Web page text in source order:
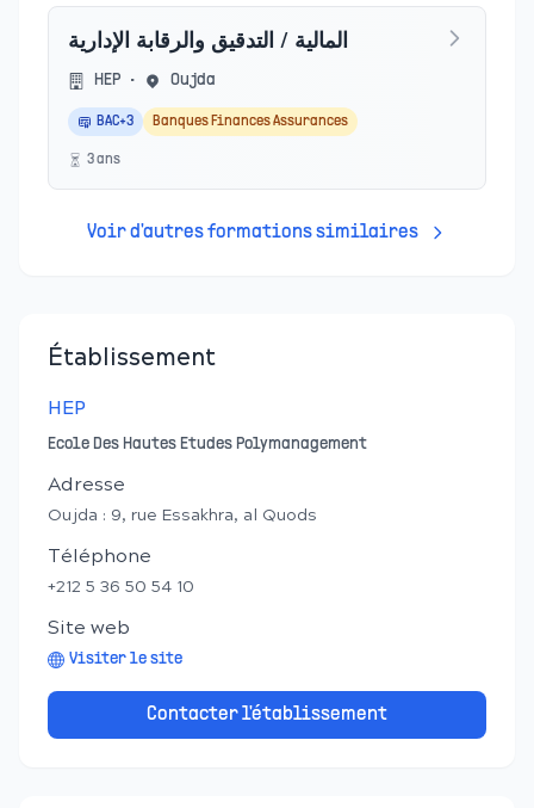
المالية / التدقيق والرقابة الإدارية
HEP • Oujda
BAC+3 Banques Finances Assurances
3ans
Voir d'autres formations similaires
Établissement
HEP
Ecole Des Hautes Etudes Polymanagement
Adresse
Oujda : 9, rue Essakhra, al Quods
Téléphone
+212 5 36 50 54 10
Site web
Visiter le site
Contacter l'établissement